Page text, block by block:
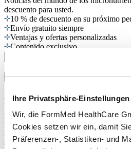
Ihre Privatsphäre-Einstellungen
Wir, die FormMed HealthCare
Cookies setzen wir ein, damit
Präferenzen-, Statistiken- und
descuento para usted.
10 % de descuento en su próximo
Envío gratuito siempre
Ventajas y ofertas personalizadas
Contenido exclusivo
Regístrese para obtener beneficios
Mostrar más detalles
Acepto que FormMed HealthCare
periódicamente (1 o 2 veces al mes)
promociones. Puede revocar este
momento enviando un correo
info@FormMed.de. También puede
suscripción” que se encuentra al final